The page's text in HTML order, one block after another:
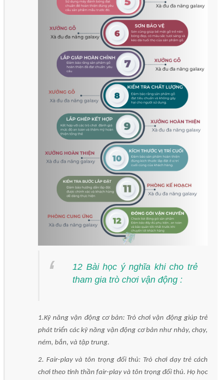
12 Bài học ý nghĩa khi cho trẻ
tham gia trò chơi vận động :
1.Kỹ năng vận động cơ bản: Trò chơi vận động giúp trẻ
phát triển các kỹ năng vận động cơ bản như nhảy, chạy,
ném, bắn, và tập trung.
2. Fair-play và tôn trọng đối thủ: Trò chơi dạy trẻ cách
chơi theo tinh thần fair-play và tôn trọng đối thủ. Họ học